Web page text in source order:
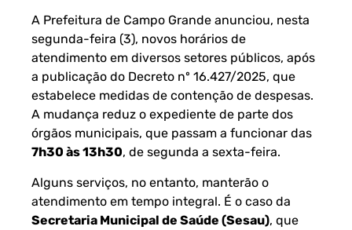
A Prefeitura de Campo Grande anunciou, nesta
segunda-feira (3), novos horários de
atendimento em diversos setores públicos, após
a publicação do Decreto nº 16.427/2025, que
estabelece medidas de contenção de despesas.
A mudança reduz o expediente de parte dos
órgãos municipais, que passam a funcionar das
7h30 às 13h30, de segunda a sexta-feira.
Alguns serviços, no entanto, manterão o
atendimento em tempo integral. É o caso da
Secretaria Municipal de Saúde (Sesau), que